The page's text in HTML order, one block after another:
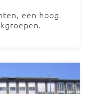
een hoog